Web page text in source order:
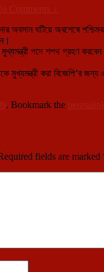
Comments ↓
অবসান ঘটিয়ে অবশেষে
পদে শপথ গ্রহণ
মুখ্যমন্ত্রী করা বিজেপি’র
. Bookmark the permalink
fields are marked